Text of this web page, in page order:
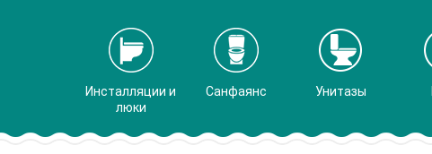
Инсталляции и
люки
Санфаянс Унитазы